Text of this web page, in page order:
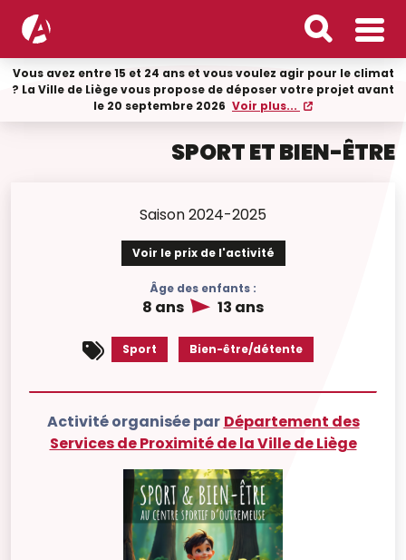
Vous avez entre 15 et 24 ans et vous voulez agir pour le climat
? La Ville de Liège vous propose de déposer votre projet avant
le 20 septembre 2026 Voir plus...
SPORT ET BIEN-ÊTRE
Saison 2024-2025
Voir le prix de l'activité
Âge des enfants :
8 ans 13 ans
Sport Bien-être/détente
Activité organisée par Département des
Services de Proximité de la Ville de Liège